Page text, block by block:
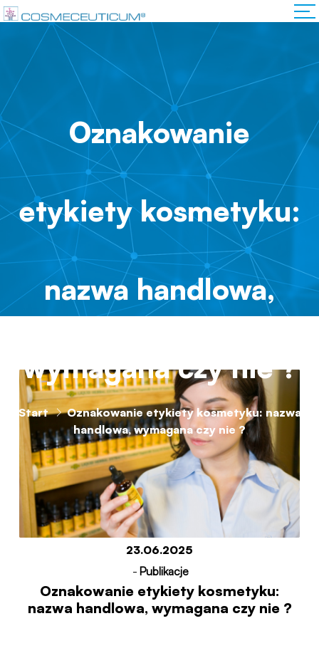
Oznakowanie
etykiety kosmetyku:
nazwa handlowa,
wymagana czy nie ?
Start
Oznakowanie etykiety kosmetyku: nazwa
handlowa, wymagana czy nie ?
23.06.2025
- Publikacje
Oznakowanie etykiety kosmetyku:
nazwa handlowa, wymagana czy nie ?